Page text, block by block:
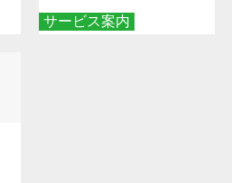
サービス案内